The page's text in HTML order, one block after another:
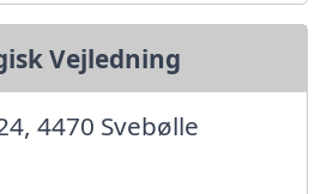
Vejledning
4470 Svebølle